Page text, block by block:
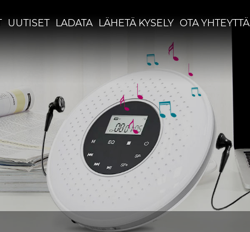
UUTISET LADATA LÄHETÄ KYSELY OTA YHTEYTTÄ